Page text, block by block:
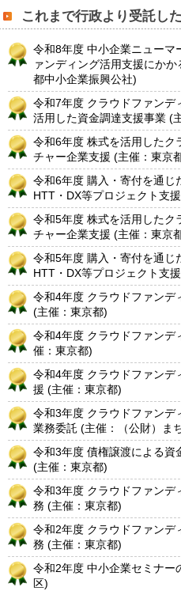
これまで行政より受託し
令和8年度 中小企業ニューマ
ァンディング活用支援にか
都中小企業振興公社)
令和7年度 クラウドファンデ
活用した資金調達支援事業 (
令和6年度 株式を活用したク
チャー企業支援 (主催：東京
令和6年度 購入・寄付を通じ
HTT・DX等プロジェクト支
令和5年度 株式を活用したク
チャー企業支援 (主催：東京
令和5年度 購入・寄付を通じ
HTT・DX等プロジェクト支
令和4年度 クラウドファンデ
(主催：東京都)
令和4年度 クラウドファンデ
催：東京都)
令和4年度 クラウドファンデ
援 (主催：東京都)
令和3年度 クラウドファンデ
業務委託 (主催：（公財）ま
令和3年度 債権譲渡による資
(主催：東京都)
令和3年度 クラウドファンデ
務 (主催：東京都)
令和2年度 クラウドファンデ
務 (主催：東京都)
令和2年度 中小企業セミナー
区)